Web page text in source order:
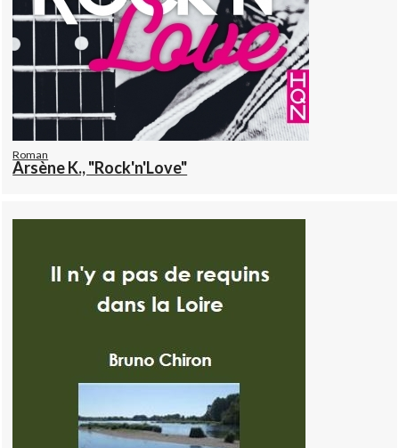
Roman
Arsène K., "Rock'n'Love"